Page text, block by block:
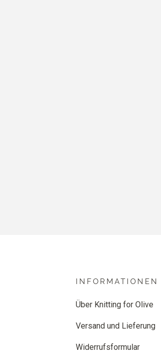
INFORMATIONEN
Über Knitting for Olive
Versand und Lieferung
Widerrufsformular